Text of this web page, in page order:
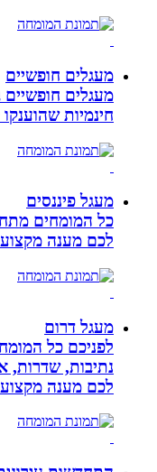
מעגלים חופשיים
מעגלים חופשיים
חינמיות שהוענקו
מעגל פיננסים
כל המומחים
לכם מענה מקצועי
מעגל דרום
לפניכם כל
נתיבות, שדרות,
לכם מענה מקצועי